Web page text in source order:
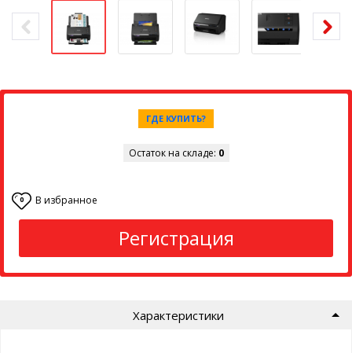
ГДЕ КУПИТЬ?
Остаток на складе: 0
0 В избранное
Регистрация
Характеристики